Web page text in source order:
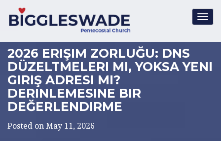
2026 ERIŞIM ZORLUĞU: DNS
DÜZELTMELERI MI, YOKSA YENI
GIRIŞ ADRESI MI?
DERINLEMESINE BIR
DEĞERLENDIRME
Posted on May 11, 2026